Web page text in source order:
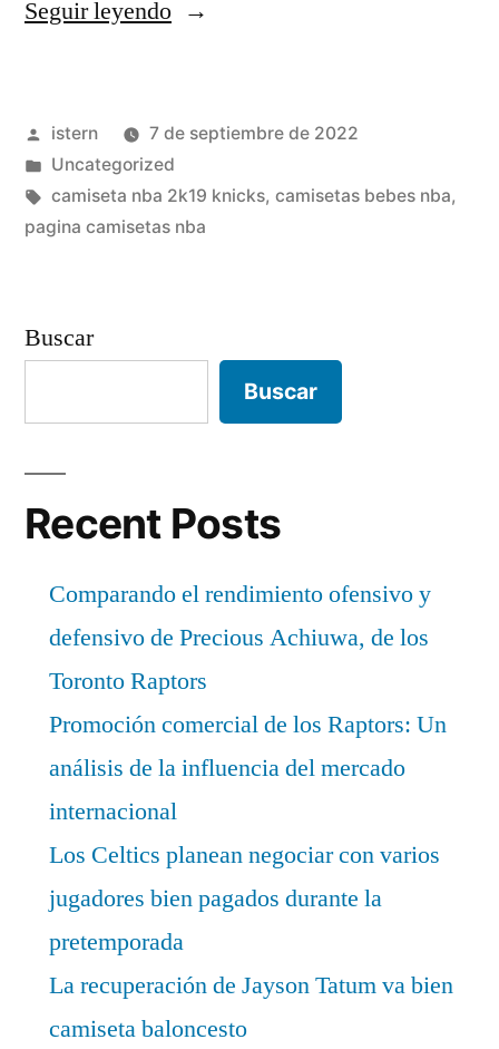
Seguir leyendo«nba
2022
NBA»
Publicado
por
istern
7 de septiembre de 2022
Publicado
en
Uncategorized
Etiquetas:
camiseta nba 2k19 knicks, camisetas bebes nba,
pagina camisetas nba
Buscar
Buscar
Recent Posts
Comparando el rendimiento ofensivo y
defensivo de Precious Achiuwa, de los
Toronto Raptors
Promoción comercial de los Raptors: Un
análisis de la influencia del mercado
internacional
Los Celtics planean negociar con varios
jugadores bien pagados durante la
pretemporada
La recuperación de Jayson Tatum va bien
camiseta baloncesto